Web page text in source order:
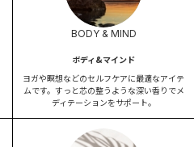
BODY & MIND
ボディ&マインド
ヨガや瞑想などのセルフケアに最適なアイテ
ムです。すっと芯の整うような深い香りでメ
ディテーションをサポート。